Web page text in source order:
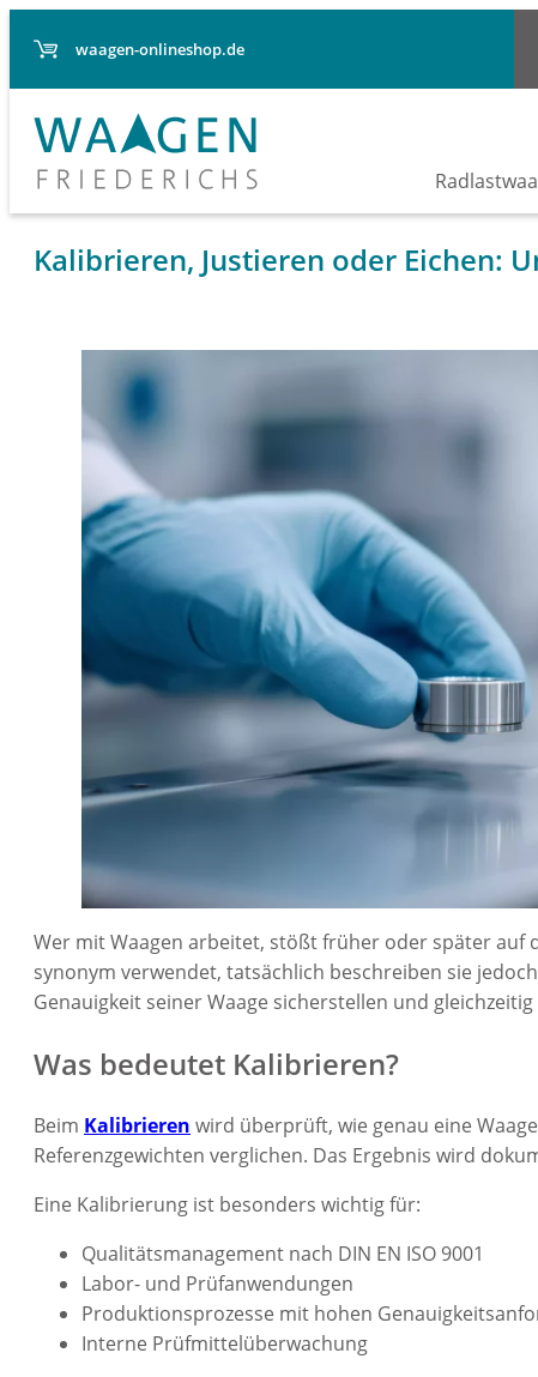
waagen-onlineshop.de
Kalibrieren, Justieren oder Eichen:
Wer mit Waagen arbeitet, stößt früher oder später auf
synonym verwendet, tatsächlich beschreiben sie
Genauigkeit seiner Waage sicherstellen und
Was bedeutet Kalibrieren?
Beim Kalibrieren wird überprüft, wie genau eine
Referenzgewichten verglichen. Das Ergebnis wird
Eine Kalibrierung ist besonders wichtig für:
Qualitätsmanagement nach DIN EN ISO 9001
Labor- und Prüfanwendungen
Produktionsprozesse mit hohen
Interne Prüfmittelüberwachung